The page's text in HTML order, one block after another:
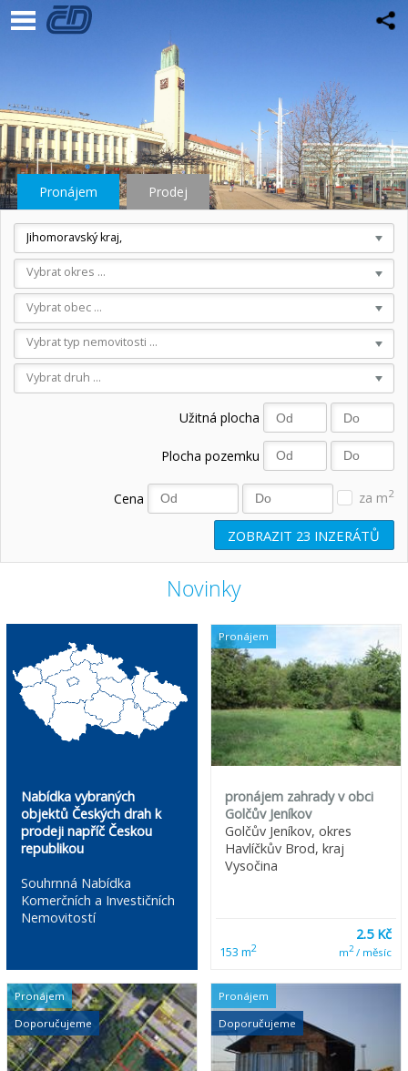
Pronájem Prodej
Jihomoravský kraj,
Vybrat okres ...
Vybrat obec ...
Vybrat typ nemovitosti ...
Vybrat druh ...
Užitná plocha
Plocha pozemku
Cena za m2
ZOBRAZIT 23 INZERÁTŮ
Novinky
Nabídka vybraných
objektů Českých drah k
prodeji napříč Českou
republikou
Souhrnná Nabídka
Komerčních a Investičních
Nemovitostí
Pronájem
pronájem zahrady v obci
Golčův Jeníkov
Golčův Jeníkov, okres
Havlíčkův Brod, kraj
Vysočina
153 m2
2.5 Kč
m2/ měsíc
Pronájem
Doporučujeme
Pronájem
Doporučujeme